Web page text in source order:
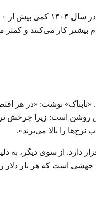
کرده است. مردم بیشتر کار می‌کنند
نوشت: «در هر
روشن است: زیرا چرخش
را بالا می‌برند».
دارد. از سوی دیگر، به
است که هر بار دلار